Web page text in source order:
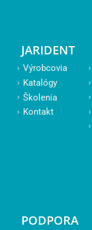
JARIDENT
Výrobcovia
Katalógy
Školenia
Kontakt
PODPORA